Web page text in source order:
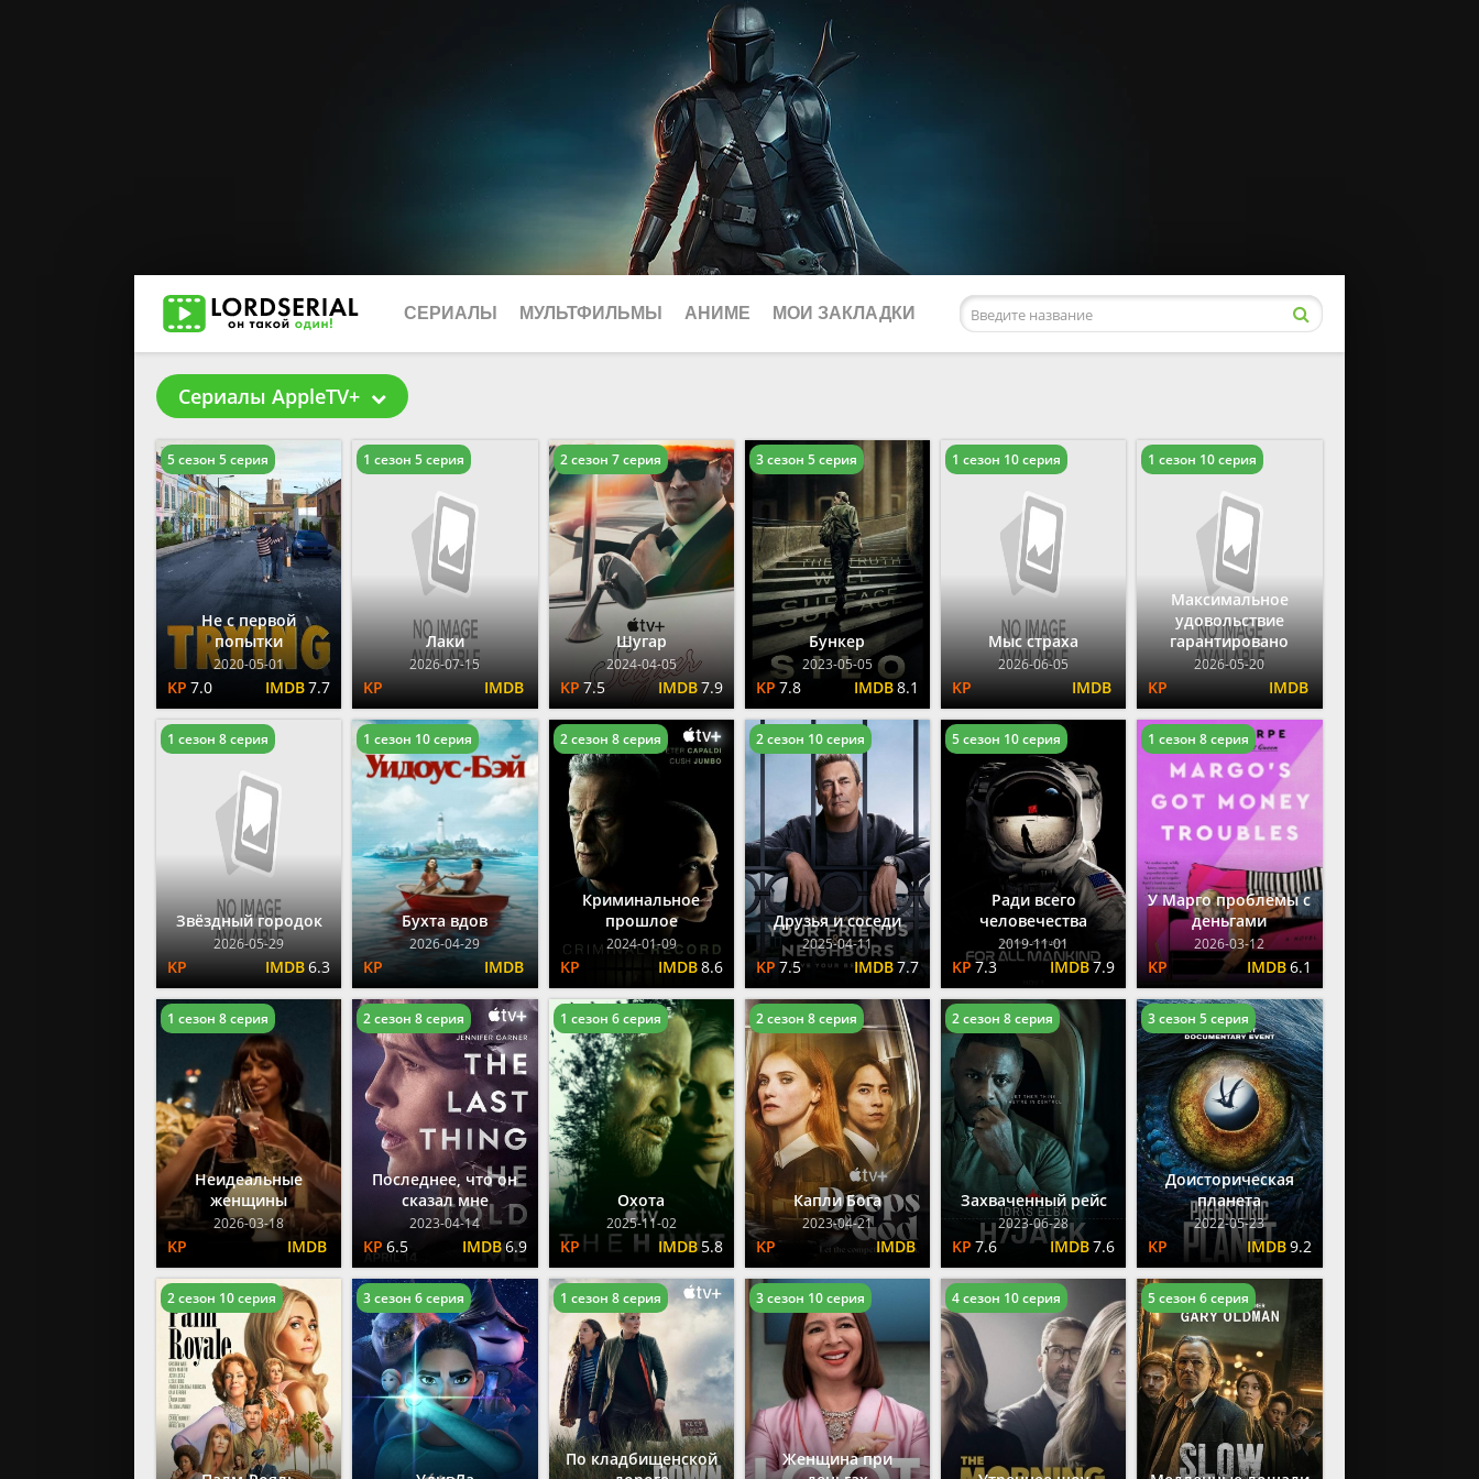
СЕРИАЛЫ
2025
2024
2023
2022
Netflix
AppleTV+
BBC
HBO MAX
Disney
HULU
FOX
Amazon
США
Великобритания
Франция
Германия
Турция
Индия
Корея Южная
МУЛЬТФИЛЬМЫ АНИМЕ МОИ ЗАКЛАДКИ
Сериалы AppleTV+
Не с первой
попытки
2020-05-01
7.0 7.7
5 сезон 5 серия
Лаки
2026-07-15
1 сезон 5 серия
Шугар
2024-04-05
7.5 7.9
2 сезон 7 серия
Бункер
2023-05-05
7.8 8.1
3 сезон 5 серия
Мыс страха
2026-06-05
1 сезон 10 серия
Максимальное
удовольствие
гарантировано
2026-05-20
1 сезон 10 серия
Звёздный городок
2026-05-29
6.3
1 сезон 8 серия
Бухта вдов
2026-04-29
1 сезон 10 серия
Криминальное
прошлое
2024-01-09
8.6
2 сезон 8 серия
Друзья и соседи
2025-04-11
7.5 7.7
2 сезон 10 серия
Ради всего
человечества
2019-11-01
7.3 7.9
5 сезон 10 серия
У Марго проблемы с
деньгами
2026-03-12
6.1
1 сезон 8 серия
Неидеальные
женщины
2026-03-18
1 сезон 8 серия
Последнее, что он
сказал мне
2023-04-14
6.5 6.9
2 сезон 8 серия
Охота
2025-11-02
5.8
1 сезон 6 серия
Капли Бога
2023-04-21
2 сезон 8 серия
Захваченный рейс
2023-06-28
7.6 7.6
2 сезон 8 серия
Доисторическая
планета
2022-05-23
9.2
3 сезон 5 серия
2 сезон 10 серия 3 сезон 6 серия
По кладбищенской
1 сезон 8 серия
Женщина при
3 сезон 10 серия 4 сезон 10 серия 5 сезон 6 серия